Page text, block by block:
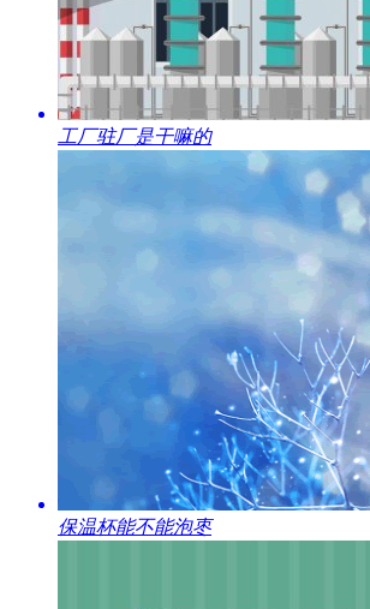
​工厂驻厂是干嘛的
​保温杯能不能泡枣